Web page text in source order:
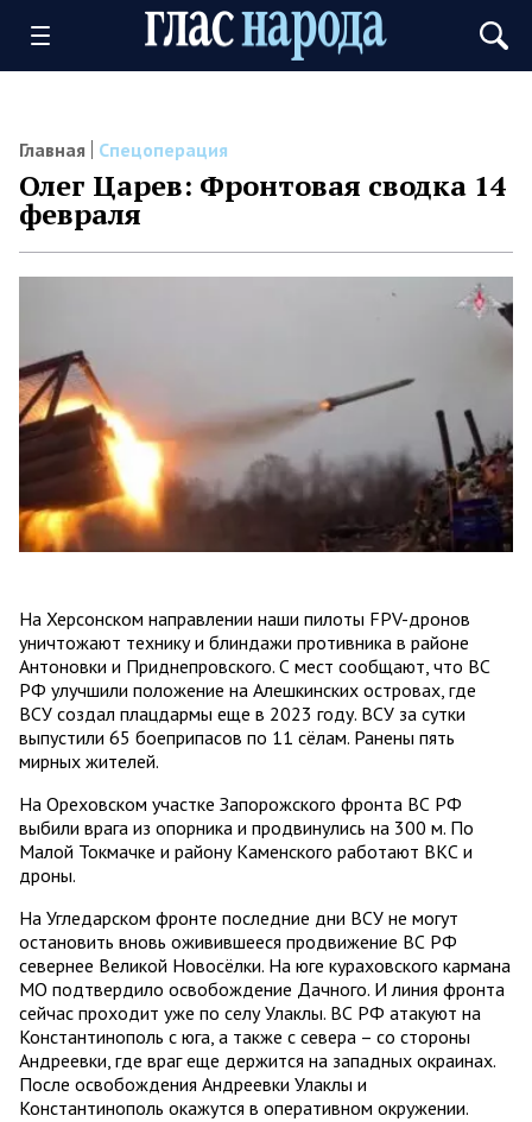
Главная Спецоперация
Олег Царев: Фронтовая сводка 14
февраля
На Херсонском направлении наши пилоты FPV-дронов
уничтожают технику и блиндажи противника в районе
Антоновки и Приднепровского. С мест сообщают, что ВС
РФ улучшили положение на Алешкинских островах, где
ВСУ создал плацдармы еще в 2023 году. ВСУ за сутки
выпустили 65 боеприпасов по 11 сёлам. Ранены пять
мирных жителей.
На Ореховском участке Запорожского фронта ВС РФ
выбили врага из опорника и продвинулись на 300 м. По
Малой Токмачке и району Каменского работают ВКС и
дроны.
На Угледарском фронте последние дни ВСУ не могут
остановить вновь оживившееся продвижение ВС РФ
севернее Великой Новосёлки. На юге кураховского кармана
МО подтвердило освобождение Дачного. И линия фронта
сейчас проходит уже по селу Улаклы. ВС РФ атакуют на
Константинополь с юга, а также с севера – со стороны
Андреевки, где враг еще держится на западных окраинах.
После освобождения Андреевки Улаклы и
Константинополь окажутся в оперативном окружении.